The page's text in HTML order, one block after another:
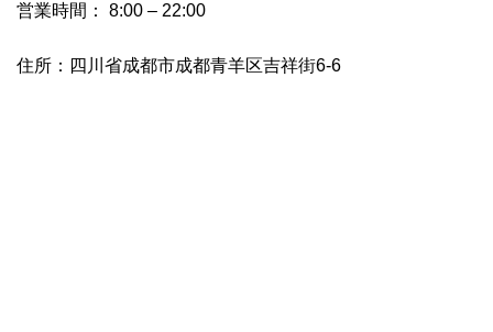
営業時間： 8:00 – 22:00
住所：四川省成都市成都青羊区吉祥街6-6